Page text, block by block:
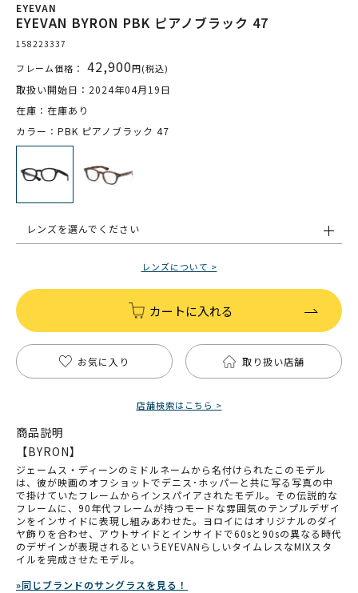
EYEVAN
EYEVAN BYRON PBK ピアノブラック 47
158223337
フレーム価格： 42,900円(税込)
取扱い開始日：2024年04月19日
在庫：在庫あり
カラー：PBK ピアノブラック 47
レンズを選んでください
レンズについて >
カートに入れる
お気に入り 取り扱い店舗
店舗検索はこちら >
商品説明
【BYRON】
ジェームス・ディーンのミドルネームから名付けられたこのモデル
は、彼が映画のオフショットでデニス･ホッパーと共に写る写真の中
で掛けていたフレームからインスパイアされたモデル。その伝説的な
フレームに、90年代フレームが持つモードな雰囲気のテンプルデザイ
ンをインサイドに表現し組みあわせた。ヨロイにはオリジナルのダイ
ヤ飾りを合わせ、アウトサイドとインサイドで60sと90sの異なる時代
のデザインが表現されるというEYEVANらしいタイムレスなMIXスタ
イルを完成させたモデル。
»同じブランドのサングラスを見る！